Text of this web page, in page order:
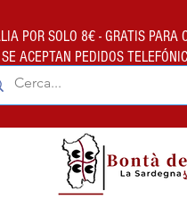
POR SOLO 8€ - GRATIS
SE ACEPTAN PEDIDOS